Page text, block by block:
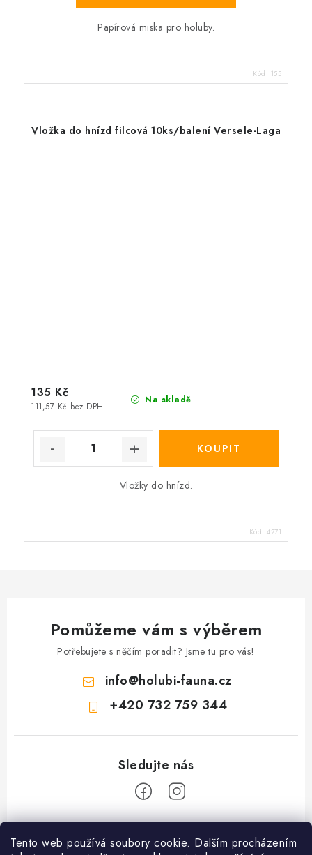
Tento web používá soubory cookie. Dalším procházením
Papírová miska pro holuby.
Kód: 155
Vložka do hnízd filcová 10ks/balení Versele-Laga
Na skladě
111,57 Kč bez DPH
135 Kč
Vložky do hnízd.
Kód: 4271
Pomůžeme vám s výběrem
Potřebujete s něčím poradit? Jsme tu pro vás!
info@holubi-fauna.cz
+420 732 759 344
Z